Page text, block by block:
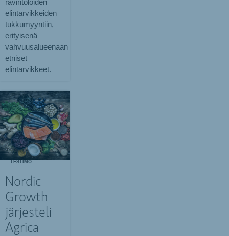
ravintoloiden
elintarvikkeiden
tukkumyyntiin,
erityisenä
vahvuusalueenaan
etniset
elintarvikkeet.
TESTIMONIALS
Nordic
Growth
järjesteli
Agrica